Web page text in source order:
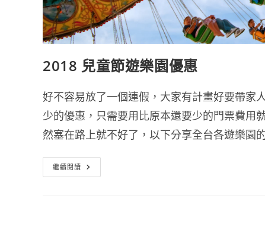
2018 兒童節遊樂園優惠
好不容易放了一個連假，大家有計畫好要帶家
少的優惠，只需要用比原本還要少的門票費用
然塞在路上就不好了，以下分享全台各遊樂園
繼續閱讀 2018
兒